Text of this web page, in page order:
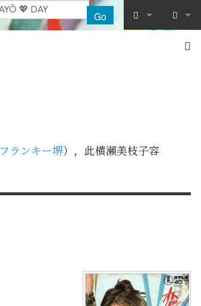
Go
What links
Page
Log in
フランキー堺），此横瀬美枝子容